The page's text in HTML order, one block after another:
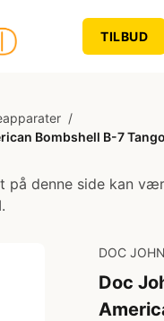
TILBUD
/
Bombshell B-7
på denne side kan
DOC
Doc